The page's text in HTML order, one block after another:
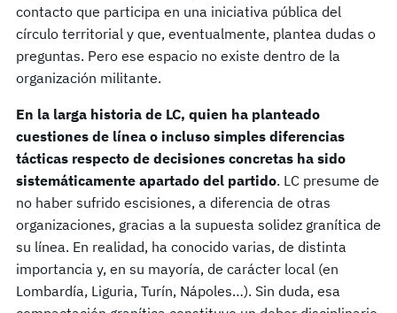
contacto que participa en una iniciativa pública del
círculo territorial y que, eventualmente, plantea dudas o
preguntas. Pero ese espacio no existe dentro de la
organización militante.
En la larga historia de LC, quien ha planteado
cuestiones de línea o incluso simples diferencias
tácticas respecto de decisiones concretas ha sido
sistemáticamente apartado del partido. LC presume de
no haber sufrido escisiones, a diferencia de otras
organizaciones, gracias a la supuesta solidez granítica de
su línea. En realidad, ha conocido varias, de distinta
importancia y, en su mayoría, de carácter local (en
Lombardía, Liguria, Turín, Nápoles…). Sin duda, esa